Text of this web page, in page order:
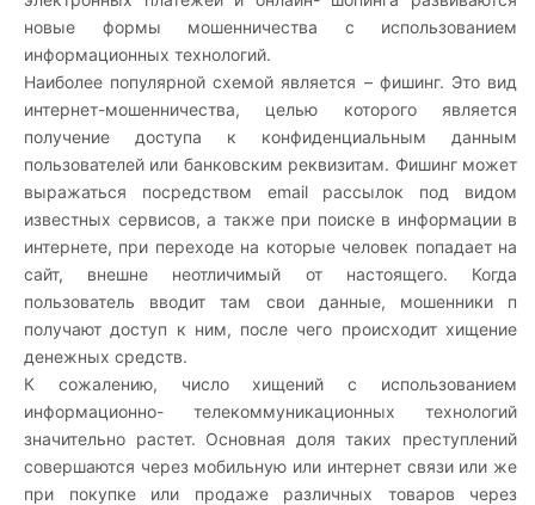
новые формы мошенничества с использованием
информационных технологий.
Наиболее популярной схемой является – фишинг. Это вид
интернет-мошенничества, целью которого является
получение доступа к конфиденциальным данным
пользователей или банковским реквизитам. Фишинг может
выражаться посредством email рассылок под видом
известных сервисов, а также при поиске в информации в
интернете, при переходе на которые человек попадает на
сайт, внешне неотличимый от настоящего. Когда
пользователь вводит там свои данные, мошенники п
получают доступ к ним, после чего происходит хищение
денежных средств.
К сожалению, число хищений с использованием
информационно- телекоммуникационных технологий
значительно растет. Основная доля таких преступлений
совершаются через мобильную или интернет связи или же
при покупке или продаже различных товаров через